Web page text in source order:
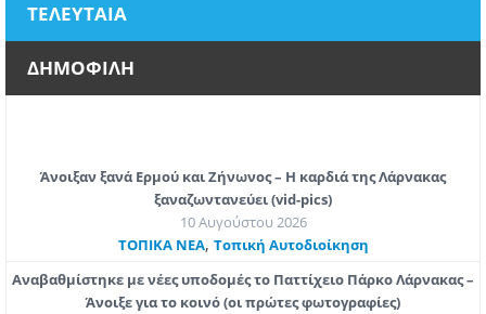
ΤΕΛΕΥΤΑΙΑ
ΔΗΜΟΦΙΛΗ
Άνοιξαν ξανά Ερμού και Ζήνωνος – Η καρδιά της Λάρνακας
ξαναζωντανεύει (vid-pics)
10 Αυγούστου 2026
ΤΟΠΙΚΑ ΝΕΑ, Τοπική Αυτοδιοίκηση
Αναβαθμίστηκε με νέες υποδομές το Παττίχειο Πάρκο Λάρνακας –
Άνοιξε για το κοινό (οι πρώτες φωτογραφίες)